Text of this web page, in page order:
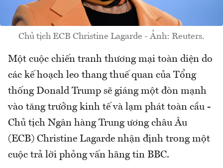
Chủ tịch ECB Christine Lagarde - Ảnh: Reuters.
Một cuộc chiến tranh thương mại toàn diện do
các kế hoạch leo thang thuế quan của Tổng
thống Donald Trump sẽ giáng một đòn mạnh
vào tăng trưởng kinh tế và lạm phát toàn cầu -
Chủ tịch Ngân hàng Trung ương châu Âu
(ECB) Christine Lagarde nhận định trong một
cuộc trả lời phỏng vấn hãng tin BBC.